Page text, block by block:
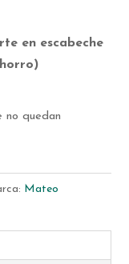
en escabeche
no quedan
Mateo